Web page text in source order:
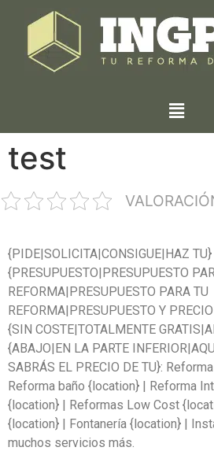
test
{PIDE|SOLICITA|CONSIGUE|HAZ TU}
{PRESUPUESTO|PRESUPUESTO
REFORMA|PRESUPUESTO PARA TU
REFORMA|PRESUPUESTO Y
{SIN COSTE|TOTALMENTE
{ABAJO|EN LA PARTE
SABRÁS EL PRECIO DE TU}:
Reforma baño {location} | Reforma
{location} | Reformas Low Cost
{location} | Fontanería {location} |
muchos servicios más.